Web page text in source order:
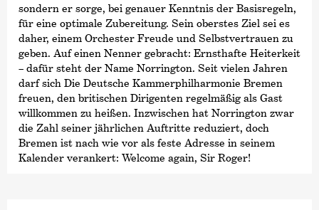
sondern er sorge, bei genauer Kenntnis der Basisregeln,
für eine optimale Zubereitung. Sein oberstes Ziel sei es
daher, einem Orchester Freude und Selbstvertrauen zu
geben. Auf einen Nenner gebracht: Ernsthafte Heiterkeit
– dafür steht der Name Norrington. Seit vielen Jahren
darf sich Die Deutsche Kammer­philharmonie Bremen
freuen, den britischen Dirigenten regelmäßig als Gast
willkommen zu heißen. Inzwischen hat Norrington zwar
die Zahl seiner jährlichen Auftritte reduziert, doch
Bremen ist nach wie vor als feste Adresse in seinem
Kalender verankert: Welcome again, Sir Roger!